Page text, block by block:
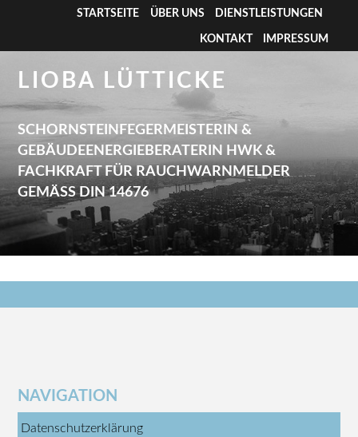
STARTSEITE ÜBER UNS DIENSTLEISTUNGEN
KONTAKT IMPRESSUM
LIOBA LÜTTICKE
SCHORNSTEINFEGERMEISTERIN &
GEBÄUDEENERGIEBERATERIN HWK &
FACHKRAFT FÜR RAUCHWARNMELDER
GEMÄSS DIN 14676
NAVIGATION
Datenschutzerklärung